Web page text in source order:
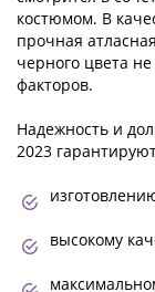
костюмом. В
прочная
черного цвета
факторов.
Надежность и
2023
высокому